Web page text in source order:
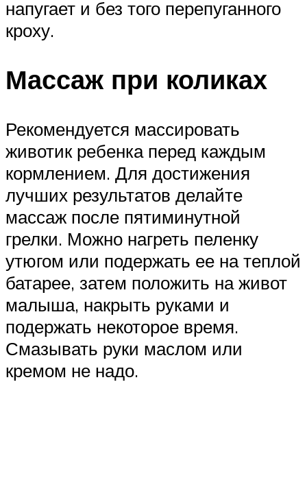
напугает и без того перепуганного
кроху.
Массаж при коликах
Рекомендуется массировать
животик ребенка перед каждым
кормлением. Для достижения
лучших результатов делайте
массаж после пятиминутной
грелки. Можно нагреть пеленку
утюгом или подержать ее на теплой
батарее, затем положить на живот
малыша, накрыть руками и
подержать некоторое время.
Смазывать руки маслом или
кремом не надо.